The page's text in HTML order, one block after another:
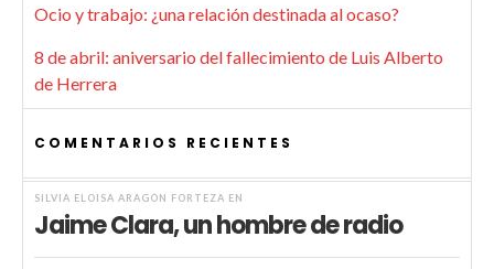
Ocio y trabajo: ¿una relación destinada al ocaso?
8 de abril: aniversario del fallecimiento de Luis Alberto
de Herrera
COMENTARIOS RECIENTES
SILVIA ELOISA ARAGÓN FORTEZA EN
Jaime Clara, un hombre de radio